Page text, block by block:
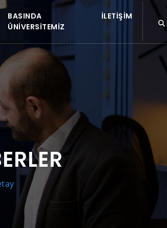
BASINDA
ÜNIVERSITEMIZ
İLETIŞIM